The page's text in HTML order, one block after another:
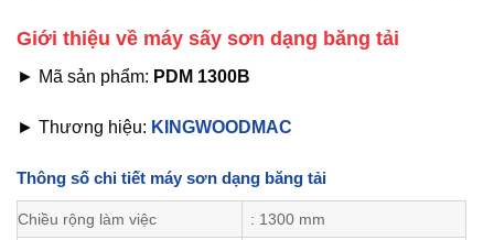
Giới thiệu về máy sấy sơn dạng băng tải
► Mã sản phẩm: PDM 1300B
► Thương hiệu: KINGWOODMAC
Thông số chi tiết máy sơn dạng băng tải
Chiều rộng làm việc : 1300 mm